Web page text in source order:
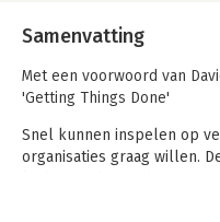
Samenvatting
Met een voorwoord van
'Getting Things Done'
Snel kunnen inspelen op
organisaties graag willen.